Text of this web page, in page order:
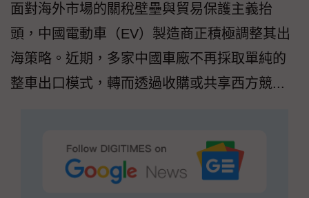
面對海外市場的關稅壁壘與貿易保護主義抬
頭，中國電動車（EV）製造商正積極調整其出
海策略。近期，多家中國車廠不再採取單純的
整車出口模式，轉而透過收購或共享西方競...